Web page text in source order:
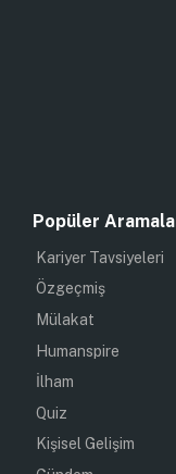
Popüler
Kariyer Tavsiyeleri
Özgeçmiş
Mülakat
Humanspire
İlham
Quiz
Kişisel Gelişim